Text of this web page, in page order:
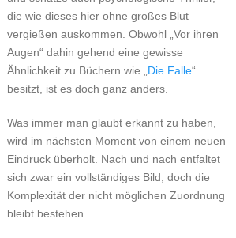
die wie dieses hier ohne großes Blut
vergießen auskommen. Obwohl „Vor ihren
Augen“ dahin gehend eine gewisse
Ähnlichkeit zu Büchern wie „ Die Falle“
besitzt, ist es doch ganz anders.
Was immer man glaubt erkannt zu haben,
wird im nächsten Moment von einem neuen
Eindruck überholt. Nach und nach entfaltet
sich zwar ein vollständiges Bild, doch die
Komplexität der nicht möglichen Zuordnung
bleibt bestehen.